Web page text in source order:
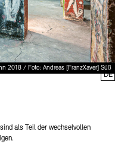
2018 / Foto: Andreas [FranzXaver] Süß
als Teil der wechselvollen
DE